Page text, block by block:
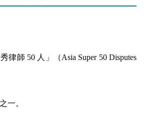
師 50 人」（Asia Super 50 Disputes
一。